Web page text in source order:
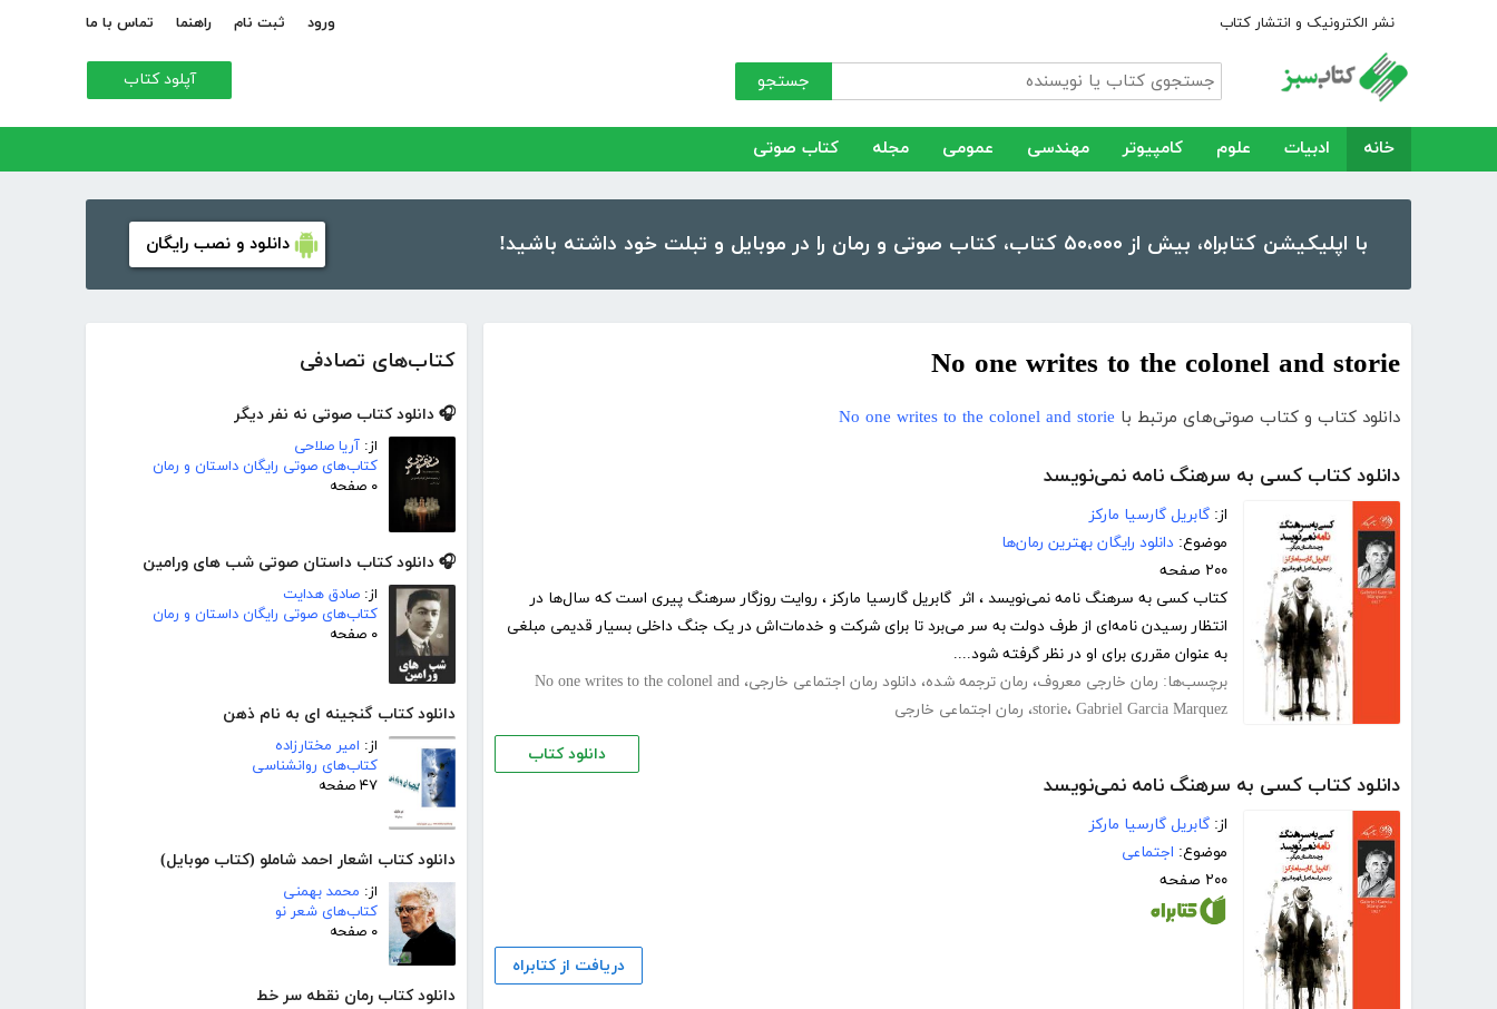
نشر الکترونیک و انتشار کتاب ورود ثبت نام راهنما تماس با ما
جستجو آپلود کتاب
خانه ادبیات علوم کامپیوتر مهندسی عمومی مجله کتاب صوتی
با اپلیکیشن کتابراه، بیش از ۵۰،۰۰۰ کتاب، کتاب صوتی و رمان را در موبایل و تبلت خود داشته باشید! دانلود و نصب رایگان
کتاب‌های تصادفی
🎧 دانلود کتاب صوتی نه نفر دیگر
از: آریا صلاحی
کتاب‌های صوتی رایگان داستان و رمان
۰ صفحه
🎧 دانلود کتاب داستان صوتی شب های ورامین
از: صادق هدایت
کتاب‌های صوتی رایگان داستان و رمان
۰ صفحه
دانلود کتاب گنجینه ای به نام ذهن
از: امیر مختارزاده
کتاب‌های روانشناسی
۴۷ صفحه
دانلود کتاب اشعار احمد شاملو (کتاب موبایل)
از: محمد بهمنی
کتاب‌های شعر نو
۰ صفحه
دانلود کتاب رمان نقطه سر خط
No one writes to the colonel and storie
دانلود کتاب و کتاب صوتی‌های مرتبط با No one writes to the colonel and storie
دانلود کتاب کسی به سرهنگ نامه نمی‌نویسد
از: گابریل گارسیا مارکز
موضوع: دانلود رایگان بهترین رمان‌ها
۲۰۰ صفحه
کتاب کسی به سرهنگ نامه نمی‌نویسد ، اثر گابریل گارسیا مارکز ، روایت روزگار سرهنگ پیری است که سال‌ها در
انتظار رسیدن نامه‌ای از طرف دولت به سر می‌برد تا برای شرکت و خدمات‌اش در یک جنگ داخلی بسیار قدیمی مبلغی
به عنوان مقرری برای او در نظر گرفته شود....
برچسب‌ها: رمان خارجی معروف، رمان ترجمه شده، دانلود رمان اجتماعی خارجی، No one writes to the colonel and
storie، Gabriel Garcia Marquez ، رمان اجتماعی خارجی
دانلود کتاب
دانلود کتاب کسی به سرهنگ نامه نمی‌نویسد
از: گابریل گارسیا مارکز
موضوع: اجتماعی
۲۰۰ صفحه
دریافت از کتابراه